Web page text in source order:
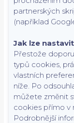
partnerských
(například
Jak lze
Přestože
typů cookies,
vlastních
níže. Po
můžete změnit
cookies přímo v
Podrobnější